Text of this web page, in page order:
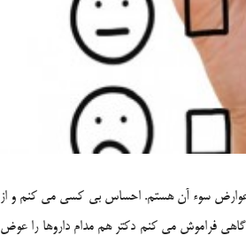
عوارض سوء آن هستم. احساس بي كسي مي كنم و از
گاهي فراموش مي كنم دكتر هم مدام داروها را عوض